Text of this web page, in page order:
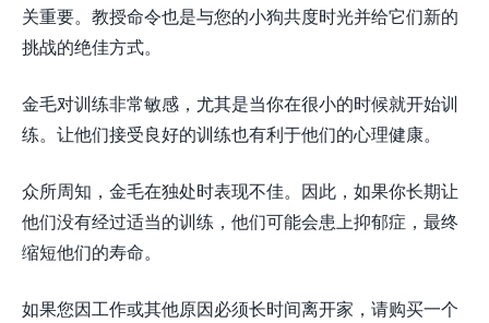
关重要。教授命令也是与您的小狗共度时光并给它们新的
挑战的绝佳方式。
金毛对训练非常敏感，尤其是当你在很小的时候就开始训
练。让他们接受良好的训练也有利于他们的心理健康。
众所周知，金毛在独处时表现不佳。因此，如果你长期让
他们没有经过适当的训练，他们可能会患上抑郁症，最终
缩短他们的寿命。
如果您因工作或其他原因必须长时间离开家，请购买一个